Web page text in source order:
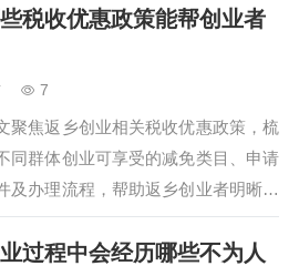
存几率。…
税收优惠政策能帮创业者
7
聚焦返乡创业相关税收优惠政策，梳
同群体创业可享受的减免类目、申请
及办理流程，帮助返乡创业者明晰政
利，降低创业运营成本，为投身乡村
发展的创业者提供实用政策参考。…
过程中会经历哪些不为人